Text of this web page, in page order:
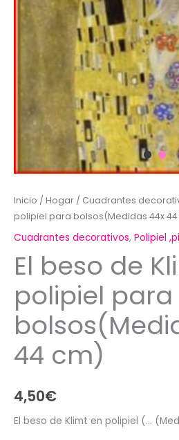
Inicio / Hogar / Cuadrantes
polipiel para bolsos(Medidas 44x
Cuadrantes decorativos, Polipiel
El beso de
polipiel para
44 cm)
4,50€
El beso de Klimt en polipiel (…